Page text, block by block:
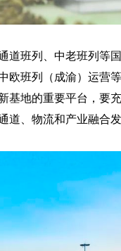
道班列、中老班列等
欧班列（成渝）运营
基地的重要平台，要
、物流和产业融合